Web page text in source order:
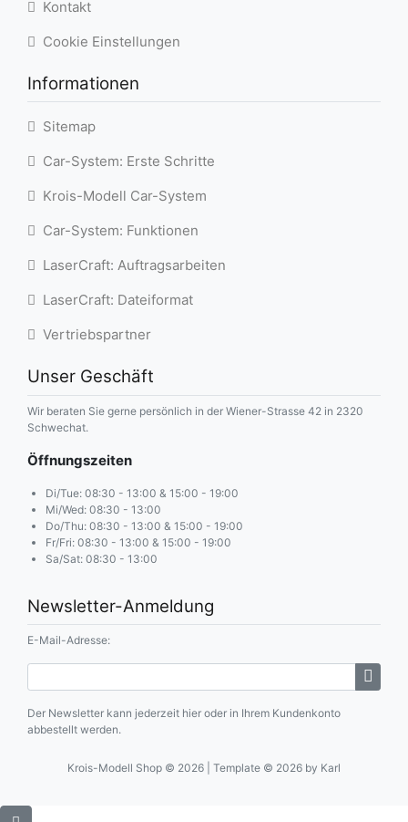
Kontakt
Cookie Einstellungen
Informationen
Sitemap
Car-System: Erste Schritte
Krois-Modell Car-System
Car-System: Funktionen
LaserCraft: Auftragsarbeiten
LaserCraft: Dateiformat
Vertriebspartner
Unser Geschäft
Wir beraten Sie gerne persönlich in der Wiener-Strasse 42 in 2320
Schwechat.
Öffnungszeiten
Di/Tue: 08:30 - 13:00 & 15:00 - 19:00
Mi/Wed: 08:30 - 13:00
Do/Thu: 08:30 - 13:00 & 15:00 - 19:00
Fr/Fri: 08:30 - 13:00 & 15:00 - 19:00
Sa/Sat: 08:30 - 13:00
Newsletter-Anmeldung
E-Mail-Adresse:
Der Newsletter kann jederzeit hier oder in Ihrem Kundenkonto
abbestellt werden.
Krois-Modell Shop © 2026 | Template © 2026 by Karl